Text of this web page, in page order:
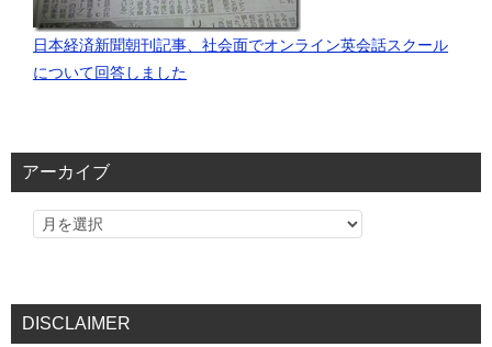
日本経済新聞朝刊記事、社会面でオンライン英会話スクール
について回答しました
アーカイブ
DISCLAIMER